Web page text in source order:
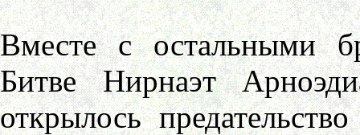
Вместе с остальными
Битве Нирнаэт
открылось